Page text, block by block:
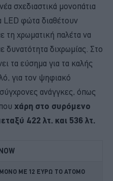
σχεδιαστικά μονοπάτια
LED φώτα διαθέτουν
τη χρωματική παλέτα να
δυνατότητα διχρωμίας. Στο
τα εύσημα για τα καλής
για τον ψηφιακό
ανάγγκες, όπως
χάρη στο συρόμενο
422 λτ. και 536 λτ.
ΜΕ 12 ΕΥΡΩ ΤΟ ΑΤΟΜΟ